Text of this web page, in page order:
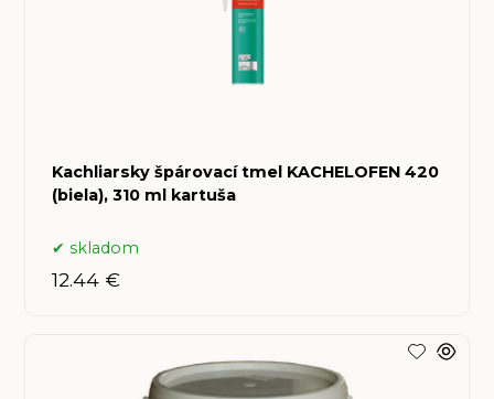
Kachliarsky špárovací tmel KACHELOFEN 420
(biela), 310 ml kartuša
skladom
12.44 €